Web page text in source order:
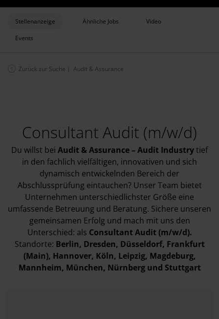
Stellenanzeige Ähnliche Jobs
Video
Events
Zurück zur Suche | Audit & Assurance
Consultant Audit (m/w/d)
Du willst bei Audit & Assurance – Audit Industrytief
in den fachlich vielfältigen, innovativen und sich
dynamisch entwickelnden Bereich der
Abschlussprüfung eintauchen? Unser Team bietet
Unternehmen unterschiedlichster Größe eine
umfassende Betreuung und Beratung. Sichere unseren
gemeinsamen Erfolg und mach mit uns den
Unterschied: als Consultant Audit (m/w/d).
Standorte: Berlin, Dresden, Düsseldorf, Frankfurt
(Main), Hannover, Köln, Leipzig, Magdeburg,
Mannheim, München, Nürnberg und Stuttgart